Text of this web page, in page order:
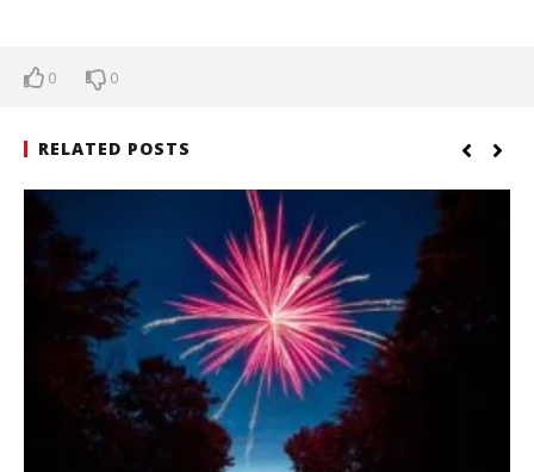
0 0
RELATED POSTS